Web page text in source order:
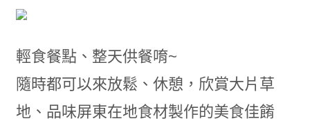
輕食餐點、整天供餐唷~
隨時都可以來放鬆、休憩，欣賞大片草
地、品味屏東在地食材製作的美食佳餚